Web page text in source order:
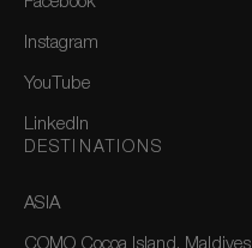
Instagram
YouTube
LinkedIn
DESTINATIONS
ASIA